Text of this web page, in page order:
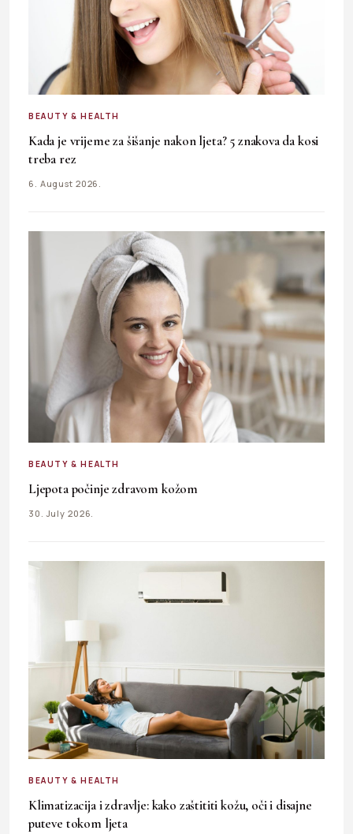
BEAUTY & HEALTH
Kada je vrijeme za šišanje nakon ljeta? 5 znakova da kosi
treba rez
6. August 2026.
BEAUTY & HEALTH
Ljepota počinje zdravom kožom
30. July 2026.
BEAUTY & HEALTH
Klimatizacija i zdravlje: kako zaštititi kožu, oči i disajne
puteve tokom ljeta